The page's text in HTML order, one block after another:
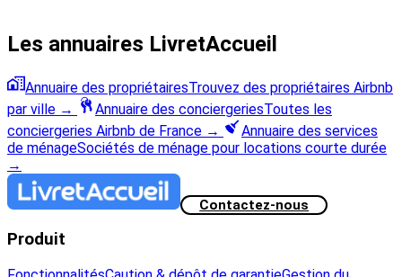
Les annuaires LivretAccueil
Annuaire des propriétairesTrouvez des propriétaires Airbnb
par ville → Annuaire des conciergeriesToutes les
conciergeries Airbnb de France →
Annuaire des services
de ménageSociétés de ménage pour locations courte durée
→
Contactez-nous
Produit